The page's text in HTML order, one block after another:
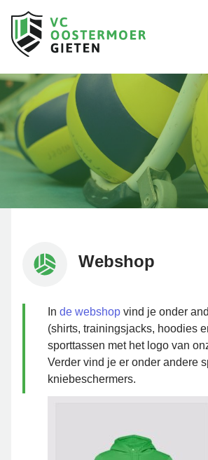
Webshop
In de webshop vind je onder
(shirts, trainingsjacks, hoodies
sporttassen met het logo van
Verder vind je er onder andere
kniebeschermers.